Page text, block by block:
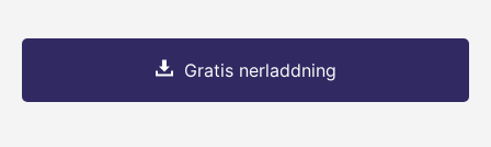
Gratis nerladdning